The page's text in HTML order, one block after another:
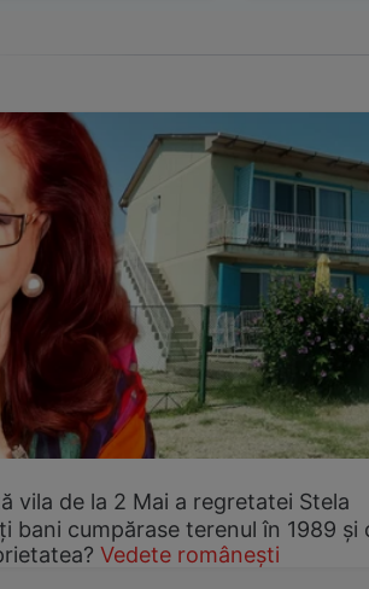
vila de la 2 Mai a regretatei Stela
bani cumpărase terenul în 1989 și
Vedete românești